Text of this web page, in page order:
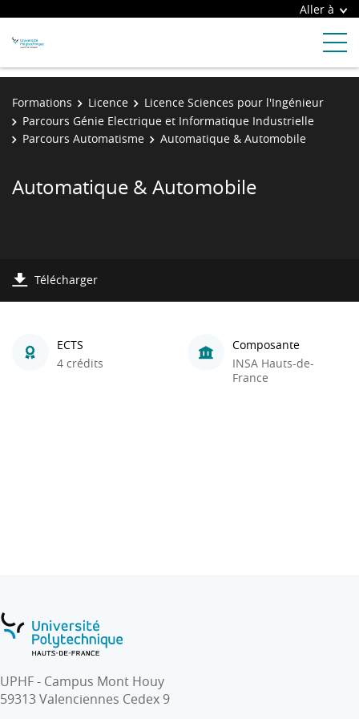
Aller à
Formations Licence
Licence Sciences pour l'Ingénieur
Parcours Génie Electrique et Informatique Industrielle
Parcours Automatisme
Automatique & Automobile
Automatique & Automobile
Télécharger
ECTS
4 crédits
Composante
INSA Hauts-de-
France
UPHF - Campus Mont Houy
59313 Valenciennes Cedex 9